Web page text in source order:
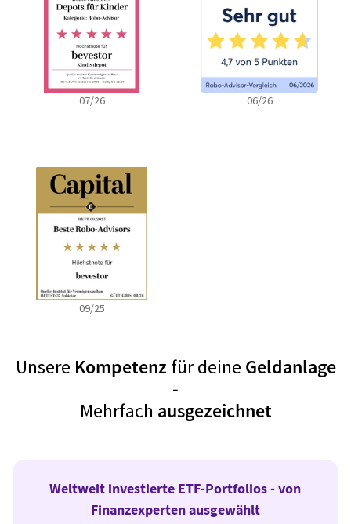
07/26 06/26
09/25
Unsere Kompetenz für deine Geldanlage
-
Mehrfach ausgezeichnet
Weltweit investierte ETF-Portfolios - von
Finanzexperten ausgewählt